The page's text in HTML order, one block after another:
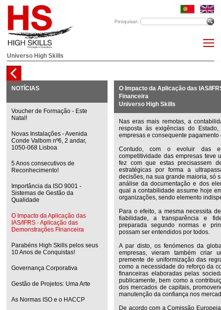
Pesquisar:
Universo High Skills
NOTÍCIAS
Voucher de Formação - Este
Natal!
Novas Instalações - Avenida
Conde Valbom nº6, 2 andar,
1050-068 Lisboa
5 Anos consecutivos de
Reconhecimento!
Importância da ISO 9001 -
Sistemas de Gestão da
Qualidade
O Impacto da Aplicação das
IAS/IFRS - Aplicação das
Demonstrações Financeira
Parabéns High Skills pelos seus
10 Anos de Conquistas!
Governança Corporativa
Gestão de Projetos: Uma Arte
As Normas ISO e o HACCP
O Impacto da Aplicação das IAS/
Financeira
Universo High Skills
Nas eras mais remotas, a
resposta às exigências do
empresas e consequente pagamento
Contudo, com o evoluir das
competitividade das empresas teve
fez com que estas precisassem
estratégicas por forma a
decisões, na sua grande maioria, só
análise da documentação e dos
qual a contabilidade assume hoje
organizações, sendo elemento
Para o efeito, a mesma necessita
fiabilidade, a transparência e
preparada segundo normas e
possam ser entendidos por todos.
A par disto, os fenómenos da
empresas, vieram também criar
premente de uniformização das
como a necessidade do reforço da
financeiras elaboradas pelas
publicamente, bem como a
dos mercados de capitais,
manutenção da confiança nos
De acordo com a Comissão Europeia